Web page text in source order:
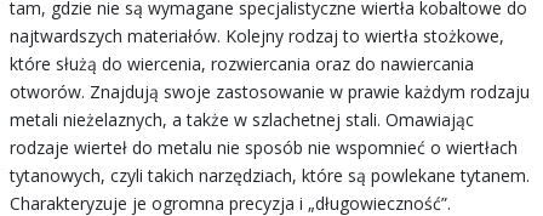
tam, gdzie nie są wymagane specjalistyczne wiertła kobaltowe do
najtwardszych materiałów. Kolejny rodzaj to wiertła stożkowe,
które służą do wiercenia, rozwiercania oraz do nawiercania
otworów. Znajdują swoje zastosowanie w prawie każdym rodzaju
metali nieżelaznych, a także w szlachetnej stali. Omawiając
rodzaje wierteł do metalu nie sposób nie wspomnieć o wiertłach
tytanowych, czyli takich narzędziach, które są powlekane tytanem.
Charakteryzuje je ogromna precyzja i „długowieczność”.